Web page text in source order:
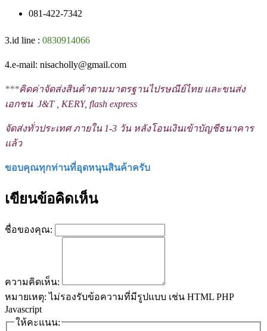
081-422-7342
3.id line : 0830914066
4.e-mail: nisacholly@gmail.com
***คิดค่าจัดส่งสินค้าตามมาตรฐานไปรษณีย์ไทย และขนส่ง
เอกชน J&T , KERY, flash express
จัดส่งทั่วประเทศ ภายใน 1-3 วัน หลังโอนเงินเข้าบัญชีธนาคาร
แล้ว
ขอบคุณทุกท่านที่อุดหนุนสินค้าครับ
เขียนข้อคิดเห็น
ชื่อของคุณ:
ความคิดเห็น:
หมายเหตุ: ไม่รองรับข้อความที่มีรูปแบบ เช่น HTML PHP
Javascript
ให้คะแนน: